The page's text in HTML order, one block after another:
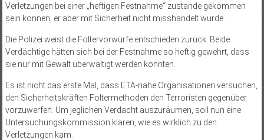
Verletzungen bei einer „heftigen Festnahme“ zustande gekommen
sein können, er aber mit Sicherheit nicht misshandelt wurde.
Die Polizei weist die Foltervorwürfe entschieden zurück. Beide
Verdächtige hätten sich bei der Festnahme so heftig gewehrt, dass
sie nur mit Gewalt überwältigt werden konnten.
Es ist nicht das erste Mal, dass ETA-nahe Organisationen versuchen,
den Sicherheitskräften Foltermethoden den Terroristen gegenüber
vorzuwerfen. Um jeglichen Verdacht auszuräumen, soll nun eine
Untersuchungskommission klären, wie es wirklich zu den
Verletzungen kam.